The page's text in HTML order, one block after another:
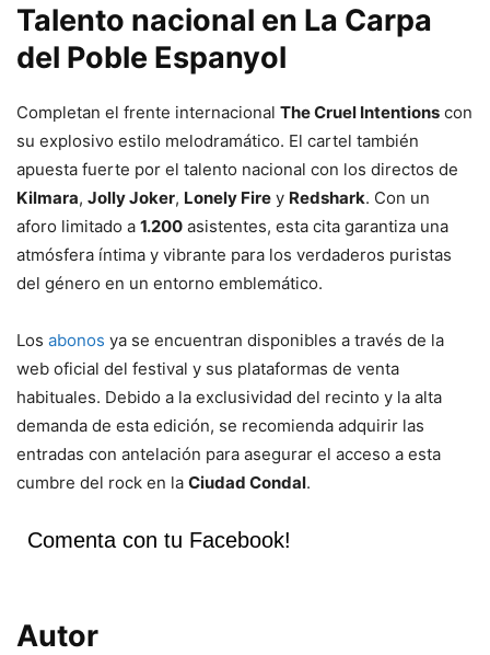
Talento nacional en La Carpa
del Poble Espanyol
Completan el frente internacional The Cruel Intentions con
su explosivo estilo melodramático. El cartel también
apuesta fuerte por el talento nacional con los directos de
Kilmara, Jolly Joker, Lonely Fire y Redshark. Con un
aforo limitado a 1.200 asistentes, esta cita garantiza una
atmósfera íntima y vibrante para los verdaderos puristas
del género en un entorno emblemático.
Los abonos ya se encuentran disponibles a través de la
web oficial del festival y sus plataformas de venta
habituales. Debido a la exclusividad del recinto y la alta
demanda de esta edición, se recomienda adquirir las
entradas con antelación para asegurar el acceso a esta
cumbre del rock en la Ciudad Condal.
Comenta con tu Facebook!
Autor